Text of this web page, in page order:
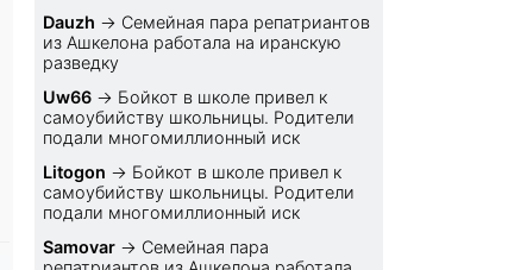
Dauzh → Семейная пара репатриантов
из Ашкелона работала на иранскую
разведку
Uw66 → Бойкот в школе привел к
самоубийству школьницы. Родители
подали многомиллионный иск
Litogon → Бойкот в школе привел к
самоубийству школьницы. Родители
подали многомиллионный иск
Samovar → Семейная пара